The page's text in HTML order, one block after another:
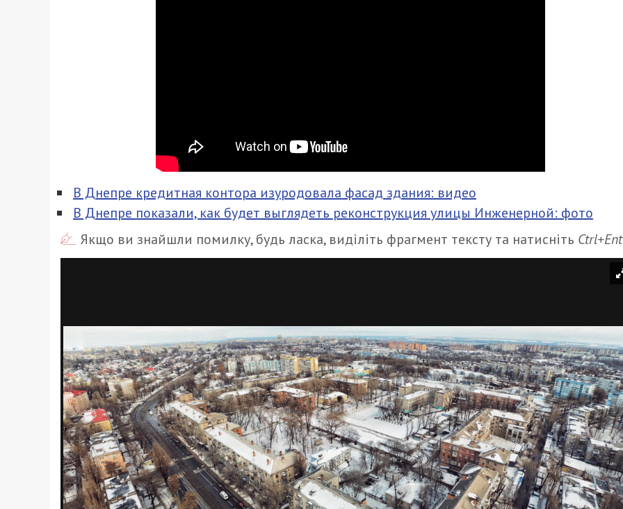
В Днепре кредитная контора изуродовала фасад здания: видео
В Днепре показали, как будет выглядеть реконструкция улицы Инженерной: фото
Якщо ви знайшли помилку, будь ласка, виділіть фрагмент тексту та натисніть